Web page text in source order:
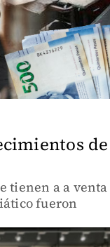
de
tienen a a venta
fueron